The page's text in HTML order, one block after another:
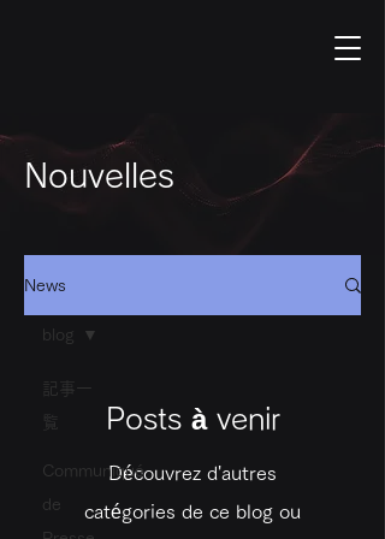
Nouvelles
News
記事一
Communiqué
de
blog
Posts à venir
Découvrez d'autres
catégories de ce blog ou